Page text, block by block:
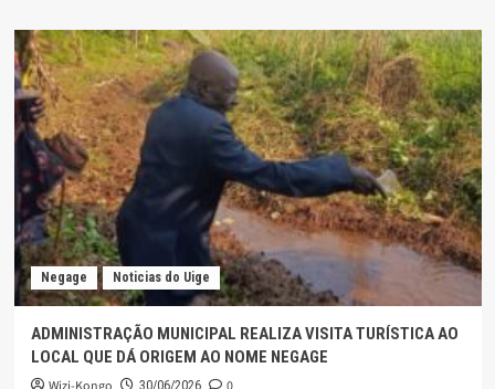
Negage Noticias do Uige
ADMINISTRAÇÃO MUNICIPAL REALIZA VISITA TURÍSTICA AO
LOCAL QUE DÁ ORIGEM AO NOME NEGAGE